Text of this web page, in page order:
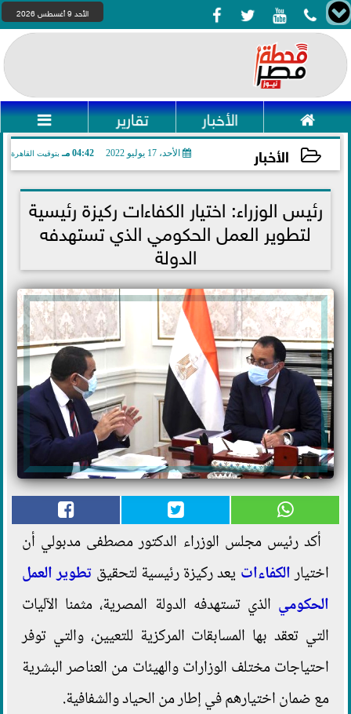
    الأحد 9 أغسطس 2026
 الأخبار تقارير 
الأخبار الأحد، 17 يوليو 2022 04:42 مـ بتوقيت القاهرة
2022-07-17 16:42:36
رئيس الوزراء: اختيار الكفاءات ركيزة رئيسية
لتطوير العمل الحكومي الذي تستهدفه
الدولة
أكد رئيس مجلس الوزراء الدكتور مصطفى مدبولي أن
اختيارالكفاءات يعد ركيزة رئيسية لتحقيق تطويرالعمل
الحكومي الذي تستهدفه الدولة المصرية، مثمنا الآليات
التي تعقد بها المسابقات المركزية للتعيين، والتي توفر
احتياجات مختلف الوزارات والهيئات من العناصر البشرية
مع ضمان اختيارهم في إطار من الحياد والشفافية.